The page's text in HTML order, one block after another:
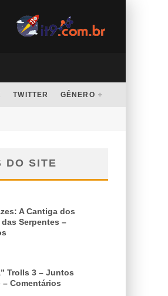
TWITTER GÊNERO
DO SITE
A Cantiga dos
Serpentes –
Trolls 3 – Juntos
– Comentários